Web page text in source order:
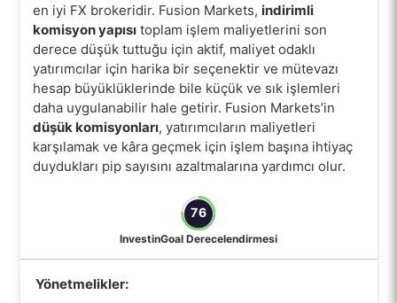
en iyi FX brokeridir. Fusion Markets, indirimli
komisyon yapısıtoplam işlem maliyetlerini son
derece düşük tuttuğu için aktif, maliyet odaklı
yatırımcılar için harika bir seçenektir ve mütevazı
hesap büyüklüklerinde bile küçük ve sık işlemleri
daha uygulanabilir hale getirir. Fusion Markets’in
düşük komisyonları, yatırımcıların maliyetleri
karşılamak ve kâra geçmek için işlem başına ihtiyaç
duydukları pip sayısını azaltmalarına yardımcı olur.
76
InvestinGoal Derecelendirmesi
Yönetmelikler: